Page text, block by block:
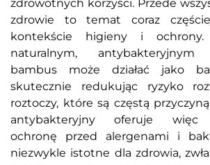
zdrowotnych korzyści. Przede
zdrowie to temat coraz
kontekście higieny i
naturalnym, antybakteryjnym
bambus może działać jako
skutecznie redukując ryzyko
roztoczy, które są częstą
antybakteryjny oferuje więc
ochronę przed alergenami i
niezwykle istotne dla zdrowia,